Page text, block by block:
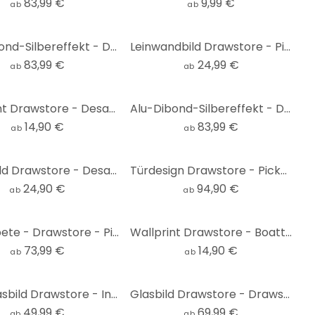
ab ab
Alu-Dibond-Silbereffekt - Drawstore - Desaster PinUp Plane Crash
ab 83,99 €
Leinwandbild Drawstore - Pickup
ab 24,99 €
Wallprint Drawstore - Desaster Pin Up Plants
ab 14,90 €
Alu-Dibond-Silbereffekt - Drawstore - Pickup
ab 83,99 €
Wandbild Drawstore - Desaster Pin Up Plants
ab 24,90 €
Türdesign Drawstore - Pickup
ab 94,90 €
Fototapete - Drawstore - Pickup
ab 73,99 €
Wallprint Drawstore - Boattrip
ab 14,90 €
Acrylglasbild Drawstore - In the Woods Glasbild Drawstore - Drawstore - Boattrip